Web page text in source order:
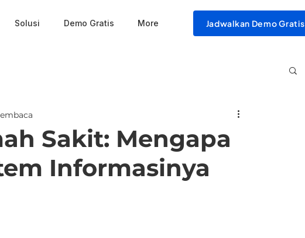
Solusi Demo Gratis More Jadwalkan Demo Gratis
Sakit: Mengapa
Informasinya